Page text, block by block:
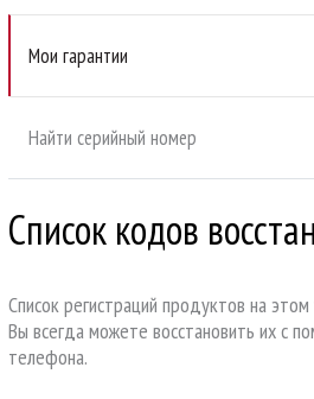
Мои гарантии
Найти серийный номер
Список кодов
Список регистраций продуктов на этом
Вы всегда можете восстановить их с
телефона.